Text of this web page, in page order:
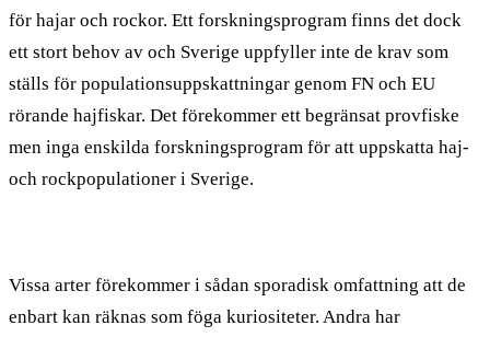
för hajar och rockor. Ett forskningsprogram finns det dock
ett stort behov av och Sverige uppfyller inte de krav som
ställs för populationsuppskattningar genom FN och EU
rörande hajfiskar. Det förekommer ett begränsat provfiske
men inga enskilda forskningsprogram för att uppskatta haj-
och rockpopulationer i Sverige.
Vissa arter förekommer i sådan sporadisk omfattning att de
enbart kan räknas som föga kuriositeter. Andra har